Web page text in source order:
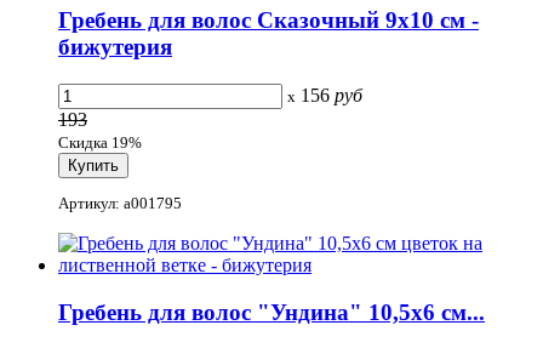
Гребень для волос Сказочный 9x10 см -
бижутерия
x 156 руб
193
Скидка 19%
Артикул: a001795
Гребень для волос "Ундина" 10,5x6 см...